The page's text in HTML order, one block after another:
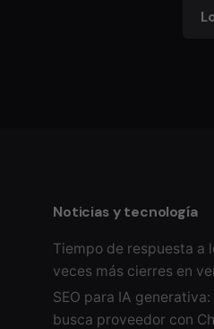
Noticias y tecnología
Tiempo de respuesta a
veces más cierres en
SEO para IA
busca proveedor con